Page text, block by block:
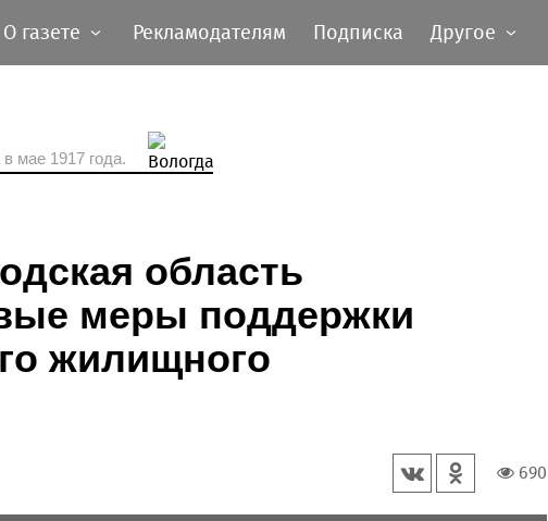
О газете Рекламодателям Подписка Другое
мае 1917 года.
область
меры поддержки
жилищного
690